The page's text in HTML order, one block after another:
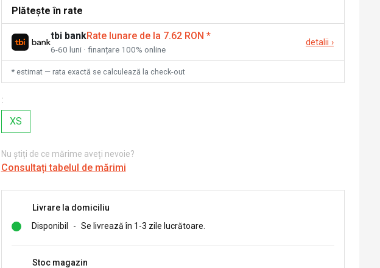
Plătește în rate
tbi bankRate lunare de la 7.62 RON *
6-60 luni · finanțare 100% online
detalii ›
* estimat — rata exactă se calculează la check-out
:
XS
Nu știți de ce mărime aveți nevoie?
Consultați tabelul de mărimi
Livrare la domiciliu
Disponibil
- Se livrează în 1-3 zile lucrătoare.
Stoc magazin